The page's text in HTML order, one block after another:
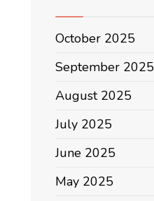
October 2025
September 2025
August 2025
July 2025
June 2025
May 2025